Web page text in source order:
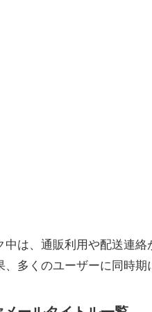
中は、通販利用や配送連
多くのユーザーに同時期